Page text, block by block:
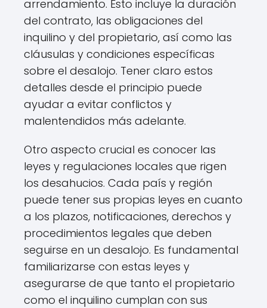
arrendamiento. Esto incluye la duración
del contrato, las obligaciones del
inquilino y del propietario, así como las
cláusulas y condiciones específicas
sobre el desalojo. Tener claro estos
detalles desde el principio puede
ayudar a evitar conflictos y
malentendidos más adelante.
Otro aspecto crucial es conocer las
leyes y regulaciones locales que rigen
los desahucios. Cada país y región
puede tener sus propias leyes en cuanto
a los plazos, notificaciones, derechos y
procedimientos legales que deben
seguirse en un desalojo. Es fundamental
familiarizarse con estas leyes y
asegurarse de que tanto el propietario
como el inquilino cumplan con sus